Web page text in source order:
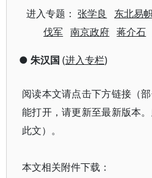
进入专题：张学良 东北易
伐军 南京政府 蒋介石
● 朱汉国 (进入专栏)
阅读本文请点击下方链接（
能打开，请更新至最新版本
此文）。
本文相关附件下载：